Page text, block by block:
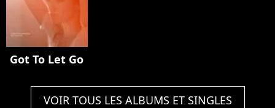
Got To Let Go
VOIR TOUS LES ALBUMS ET SINGLES